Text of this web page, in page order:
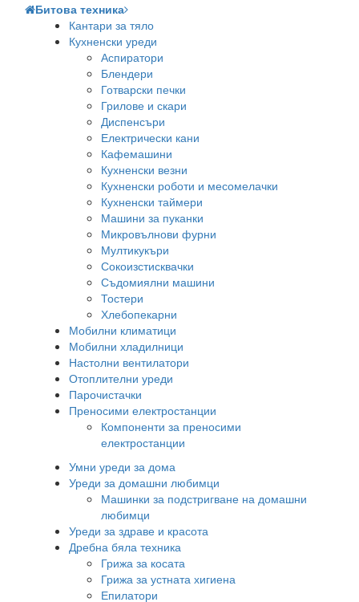
Битова техника
Кантари за тяло
Кухненски уреди
Аспиратори
Блендери
Готварски печки
Грилове и скари
Диспенсъри
Електрически кани
Кафемашини
Кухненски везни
Кухненски роботи и месомелачки
Кухненски таймери
Машини за пуканки
Микровълнови фурни
Мултикукъри
Сокоизстисквачки
Съдомиялни машини
Тостери
Хлебопекарни
Мобилни климатици
Мобилни хладилници
Настолни вентилатори
Отоплителни уреди
Парочистачки
Преносими електростанции
Компоненти за преносими
електростанции
Умни уреди за дома
Уреди за домашни любимци
Машинки за подстригване на домашни
любимци
Уреди за здраве и красота
Дребна бяла техника
Грижа за косата
Грижа за устната хигиена
Епилатори